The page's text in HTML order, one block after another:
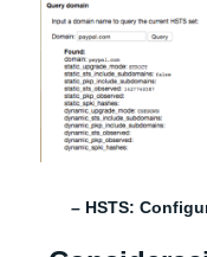
– HSTS: